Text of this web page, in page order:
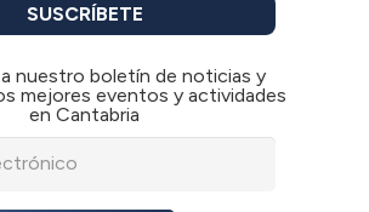
SUSCRÍBETE
nuestro boletín de noticias y
mejores eventos y actividades
en Cantabria